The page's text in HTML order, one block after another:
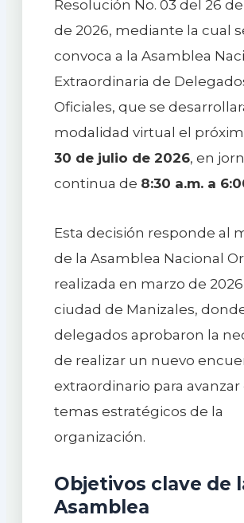
Resolución No. 03 del 26
de 2026, mediante la cual
convoca a la Asamblea
Extraordinaria de
Oficiales, que se
modalidad virtual el
30 de julio de 2026, en
continua de 8:30 a.m. a
Esta decisión responde al
de la Asamblea Nacional
realizada en marzo de
ciudad de Manizales,
delegados aprobaron la
de realizar un nuevo
extraordinario para avanzar
temas estratégicos de la
organización.
Objetivos clave de
Asamblea